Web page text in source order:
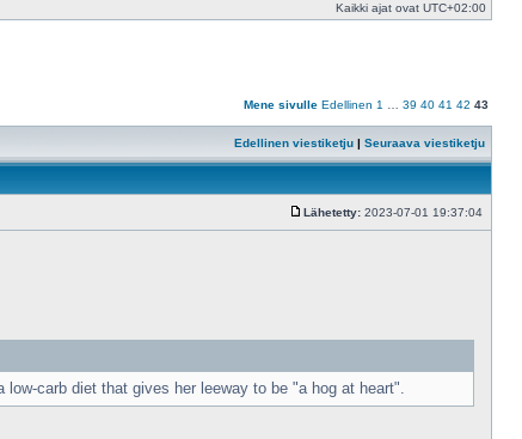
Kaikki ajat ovat UTC+02:00
Mene sivulle Edellinen 1 39 40 41 42 43
Edellinen viestiketju | Seuraava viestiketju
Lähetetty: 2023-07-01 19:37:04
carb diet that gives her leeway to be "a hog at heart".